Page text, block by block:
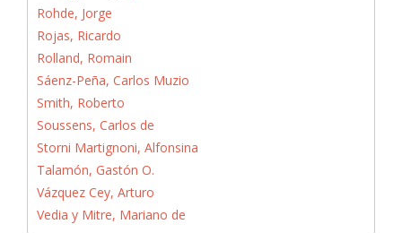
Rohde, Jorge
Rojas, Ricardo
Rolland, Romain
Sáenz-Peña, Carlos Muzio
Smith, Roberto
Soussens, Carlos de
Storni Martignoni, Alfonsina
Talamón, Gastón O.
Vázquez Cey, Arturo
Vedia y Mitre, Mariano de